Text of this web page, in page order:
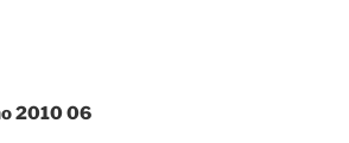
2010 06